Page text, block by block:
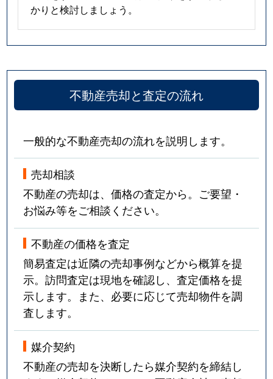
かりと検討しましょう。
不動産売却と査定の流れ
一般的な不動産売却の流れを説明します。
売却相談
不動産の売却は、価格の査定から。ご要望・
お悩み等をご相談ください。
不動産の価格を査定
簡易査定は近隣の売却事例などから概算を提
示。訪問査定は現地を確認し、査定価格を提
示します。また、必要に応じて売却物件を調
査します。
媒介契約
不動産の売却を決断したら媒介契約を締結し